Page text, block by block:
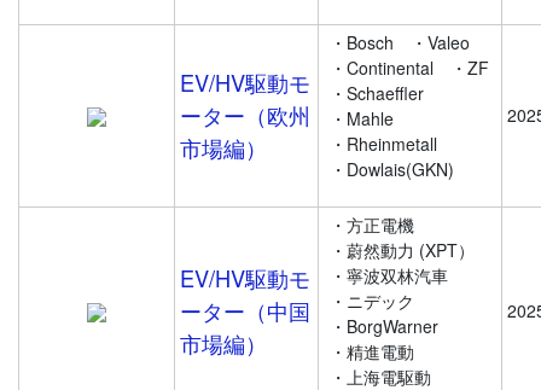
EV/HV駆動モ
ーター（欧州
市場編）
・Bosch
・Valeo
・Continental
・ZF
・Schaeffler
・Mahle
・Rheinmetall
・Dowlais(GKN)
EV/HV駆動モ
ーター（中国
市場編）
・方正電機
・蔚然動力 (XPT）
・寧波双林汽車
・ニデック
・BorgWarner
・精進電動
・上海電駆動